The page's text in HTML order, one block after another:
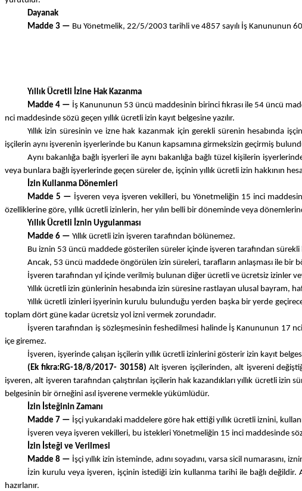
Dayanak
Madde 3 — Bu Yönetmelik, 22/5/2003 tarihli ve 4857 sayılı İş Kanununun 60
Yıllık Ücretli İzine Hak Kazanma
Madde 4 — İş Kanununun 53 üncü maddesinin birinci fıkrası ile 54 üncü
nci maddesinde sözü geçen yıllık ücretli izin kayıt belgesine yazılır.
Yıllık izin süresinin ve izne hak kazanmak için gerekli sürenin hesabında
işçilerin aynı işverenin işyerlerinde bu Kanun kapsamına girmeksizin geçirmiş
Aynı bakanlığa bağlı işyerleri ile aynı bakanlığa bağlı tüzel kişilerin
veya bunlara bağlı işyerlerinde geçen süreler de, işçinin yıllık ücretli izin hakkının
İzin Kullanma Dönemleri
Madde 5 — İşveren veya işveren vekilleri, bu Yönetmeliğin 15 inci
özelliklerine göre, yıllık ücretli izinlerin, her yılın belli bir döneminde veya
Yıllık Ücretli İznin Uygulanması
Madde 6 — Yıllık ücretli izin işveren tarafından bölünemez.
Bu iznin 53 üncü maddede gösterilen süreler içinde işveren tarafından
Ancak, 53 üncü maddede öngörülen izin süreleri, tarafların anlaşması ile bir
İşveren tarafından yıl içinde verilmiş bulunan diğer ücretli ve ücretsiz izinler
Yıllık ücretli izin günlerinin hesabında izin süresine rastlayan ulusal bayram,
Yıllık ücretli izinleri işyerinin kurulu bulunduğu yerden başka bir yerde
toplam dört güne kadar ücretsiz yol izni vermek zorundadır.
İşveren tarafından iş sözleşmesinin feshedilmesi halinde İş Kanununun 17
içe giremez.
İşveren, işyerinde çalışan işçilerin yıllık ücretli izinlerini gösterir izin kayıt
(Ek fıkra:RG-18/8/2017- 30158) Alt işveren işçilerinden, alt işvereni
işveren, alt işveren tarafından çalıştırılan işçilerin hak kazandıkları yıllık ücretli
belgesinin bir örneğini asıl işverene vermekle yükümlüdür.
İzin İsteğinin Zamanı
Madde 7 — İşçi yukarıdaki maddelere göre hak ettiği yıllık ücretli iznini,
İşveren veya işveren vekilleri, bu istekleri Yönetmeliğin 15 inci maddesinde
İzin İsteği ve Verilmesi
Madde 8 — İşçi yıllık izin isteminde, adını soyadını, varsa sicil
İzin kurulu veya işveren, işçinin istediği izin kullanma tarihi ile bağlı
hazırlanır.